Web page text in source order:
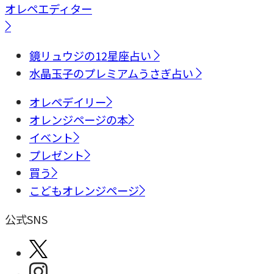
オレペエディター
鏡リュウジの12星座占い
水晶玉子のプレミアムうさぎ占い
オレペデイリー
オレンジページの本
イベント
プレゼント
買う
こどもオレンジページ
公式SNS